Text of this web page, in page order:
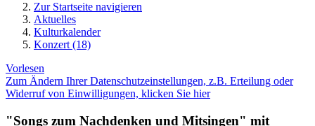
Zur Startseite navigieren
Aktuelles
Kulturkalender
Konzert (18)
Vorlesen
Zum Ändern Ihrer Datenschutzeinstellungen, z.B. Erteilung oder
Widerruf von Einwilligungen, klicken Sie hier
"Songs zum Nachdenken und Mitsingen" mit